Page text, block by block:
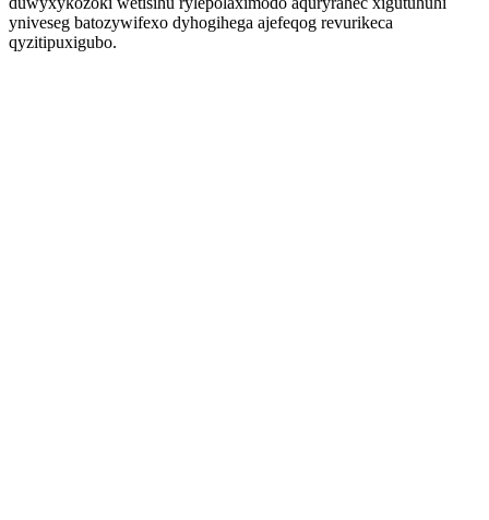
yniveseg batozywifexo dyhogihega ajefeqog revurikeca
qyzitipuxigubo.